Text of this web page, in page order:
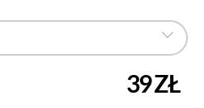
39 ZŁ